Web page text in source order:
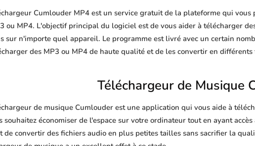
Cumlouder MP4 est un service gratuit de la plateforme qui
ou MP4. L'objectif principal du logiciel est de vous aider à télécharger
sur n'importe quel appareil. Le programme est livré avec un certain
des MP3 ou MP4 de haute qualité et de les convertir en
Téléchargeur de Musique
de musique Cumlouder est une application qui vous aide à
souhaitez économiser de l'espace sur votre ordinateur tout en ayant
de convertir des fichiers audio en plus petites tailles sans sacrifier la